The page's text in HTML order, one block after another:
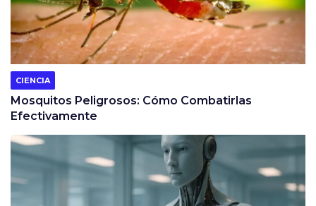
CIENCIA
Mosquitos Peligrosos: Cómo Combatirlas
Efectivamente